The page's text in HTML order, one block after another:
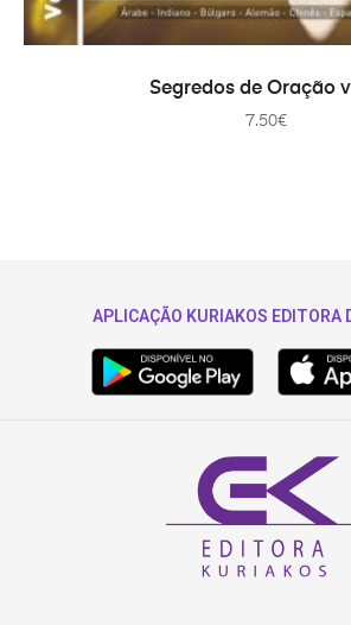
ADAUGĂ ÎN COȘ
Segredos de Oração
7.50€
APLICAÇÃO KURIAKOS EDITORA